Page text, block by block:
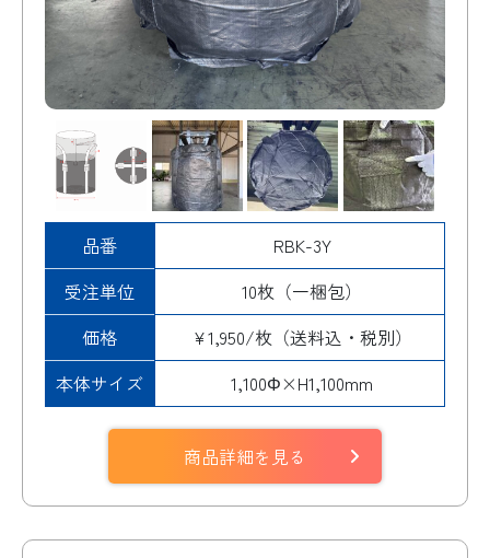
品番
RBK-3Y
受注単位
10枚（一梱包）
価格
¥1,950/枚（送料込・税別）
本体サイズ
1,100Φ×H1,100mm
商品詳細を見る